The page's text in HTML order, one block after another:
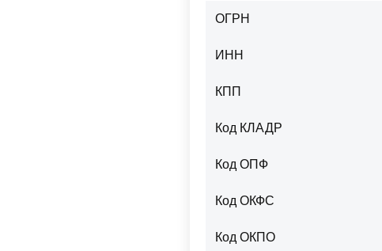
ОГРН
ИНН
КПП
Код КЛАДР
Код ОПФ
Код ОКФС
Код ОКПО